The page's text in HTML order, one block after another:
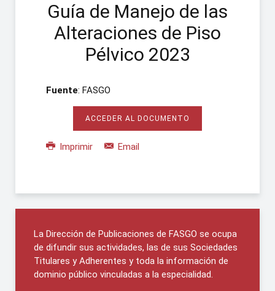
Guía de Manejo de las
Alteraciones de Piso
Pélvico 2023
Fuente: FASGO
ACCEDER AL DOCUMENTO
Imprimir Email
La Dirección de Publicaciones de FASGO se ocupa
de difundir sus actividades, las de sus Sociedades
Titulares y Adherentes y toda la información de
dominio público vinculadas a la especialidad.